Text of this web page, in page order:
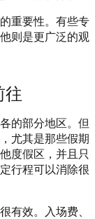
重要性。有些专
则是更广泛的观
往
的部分地区。但
尤其是那些假期
度假区，并且只
行程可以消除很
有效。入场费、